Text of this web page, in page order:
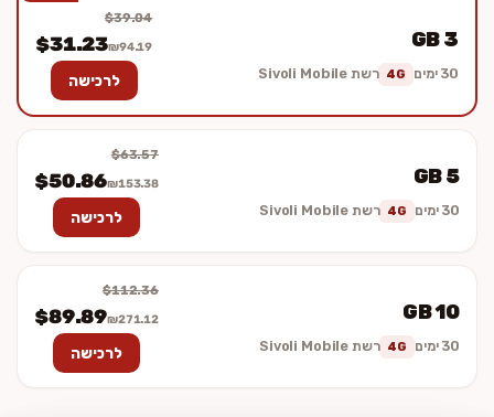
3 GB
30 ימים 4G רשת Sivoli Mobile
$39.04
$31.23₪94.19
לרכישה
5 GB
30 ימים 4G רשת Sivoli Mobile
$63.57
$50.86₪153.38
לרכישה
10 GB
30 ימים 4G רשת Sivoli Mobile
$112.36
$89.89₪271.12
לרכישה